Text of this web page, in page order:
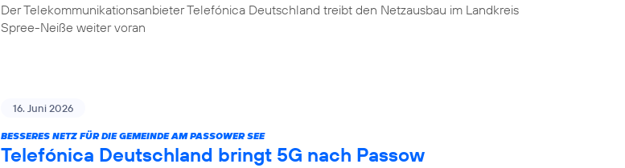
Der Telekommunikationsanbieter Telefónica Deutschland treibt den Netzausbau im Landkreis
Spree-Neiße weiter voran
16. Juni 2026
BESSERES NETZ FÜR DIE GEMEINDE AM PASSOWER SEE
Telefónica Deutschland bringt 5G nach Passow